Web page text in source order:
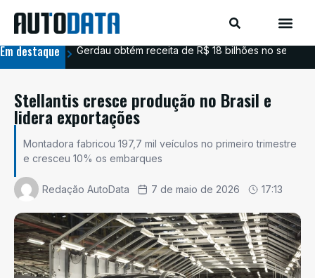
Em destaque Gerdau obtém receita de R$ 18 bilhões no
Stellantis cresce produção no Brasil e
lidera exportações
Montadora fabricou 197,7 mil veículos no primeiro trimestre
e cresceu 10% os embarques
Redação AutoData 7 de maio de 2026 17:13